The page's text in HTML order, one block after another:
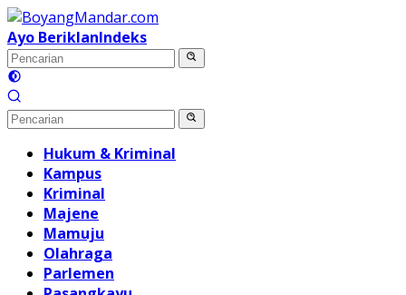
Langsung
ke
konten
Ayo BeriklanIndeks
Hukum & Kriminal
Kampus
Kriminal
Majene
Mamuju
Olahraga
Parlemen